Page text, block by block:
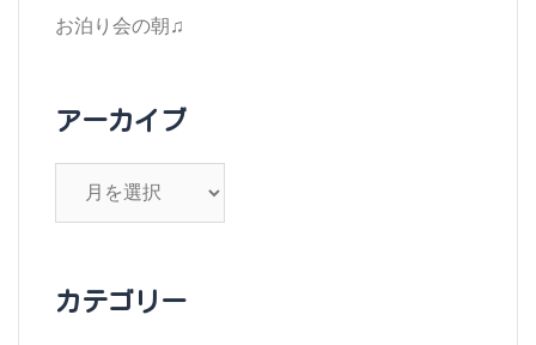
お泊り会の朝♫
アーカイブ
ブ
カテゴリー